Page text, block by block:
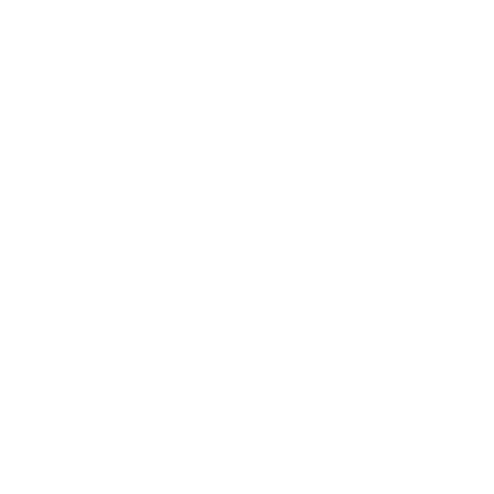
себя за него до тех пор, пока не встречает
доставки.